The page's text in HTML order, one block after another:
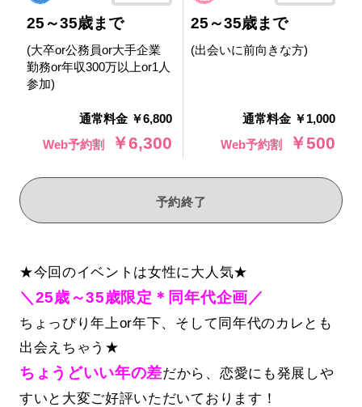
25～35歳まで
(大卒or公務員or大手企業
勤務or年収300万以上or1人
参加)
通常料金 ￥6,800
Web予約割
￥6,300
25～35歳まで
(出会いに前向きな方)
通常料金 ￥1,000
Web予約割
￥500
予約終了
★今回のイベントは女性に大人気★
＼25歳～35歳限定＊同年代企画／
ちょっぴり年上or年下、そして同年代のカレとも
出会えちゃう★
ちょうどいい年の差だから、恋愛にも発展しや
すいと大変ご好評いただいております！